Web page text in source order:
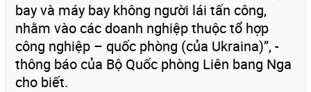
bay và máy bay không người lái tấn công,
nhằm vào các doanh nghiệp thuộc tổ hợp
công nghiệp – quốc phòng (của Ukraina)”, -
thông báo của Bộ Quốc phòng Liên bang Nga
cho biết.